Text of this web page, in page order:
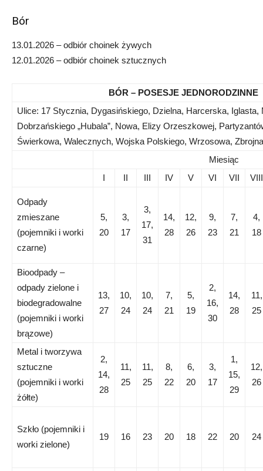
Bór
13.01.2026 – odbiór choinek żywych
12.01.2026 – odbiór choinek sztucznych
BÓR – POSESJE JEDNORODZINNE
Ulice: 17 Stycznia, Dygasińskiego, Dzielna, Harcerska, Iglasta,
Dobrzańskiego „Hubala”, Nowa, Elizy Orzeszkowej,
Świerkowa, Walecznych, Wojska Polskiego, Wrzosowa,
Miesiąc
I
II III IV V VI VII VIII
Odpady
zmieszane
(pojemniki i worki
czarne)
5,
20
3,
17
3,
17,
31
14,
28
12,
26
9,
23
7,
21
4,
18
Bioodpady –
odpady zielone i
biodegradowalne
(pojemniki i worki
brązowe)
13,
27
10,
24
10,
24
7,
21
5,
19
2,
16,
30
14,
28
11,
25
Metal i tworzywa
sztuczne
(pojemniki i worki
żółte)
2,
14,
28
11,
25
11,
25
8,
22
6,
20
3,
17
1,
15,
29
12,
26
Szkło (pojemniki i
worki zielone)
19 16 23 20 18 22 20 24